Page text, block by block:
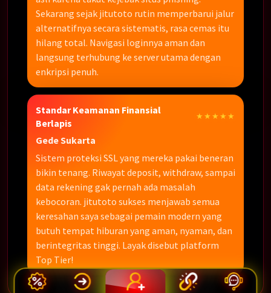
Sekarang sejak jitutoto rutin memperbarui jalur
alternatifnya secara sistematis, rasa cemas itu
hilang total. Navigasi loginnya aman dan
langsung terhubung ke server utama dengan
enkripsi penuh.
Standar Keamanan Finansial
Berlapis
★★★★★
Gede Sukarta
Sistem proteksi SSL yang mereka pakai beneran
bikin tenang. Riwayat deposit, withdraw, sampai
data rekening gak pernah ada masalah
kebocoran. jitutoto sukses menjawab semua
keresahan saya sebagai pemain modern yang
butuh tempat hiburan yang aman, nyaman, dan
berintegritas tinggi. Layak disebut platform
Top Tier!